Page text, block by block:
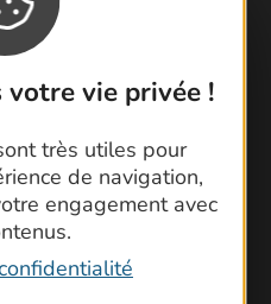
votre vie privée !
très utiles pour
de navigation,
engagement avec
questions
et Topoguides